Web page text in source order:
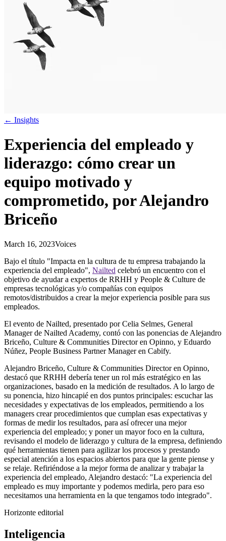
← Insights
Experiencia del empleado y
liderazgo: cómo crear un
equipo motivado y
comprometido, por Alejandro
Briceño
March 16, 2023Voices
Bajo el título "Impacta en la cultura de tu empresa trabajando la
experiencia del empleado", Nailted celebró un encuentro con el
objetivo de ayudar a expertos de RRHH y People & Culture de
empresas tecnológicas y/o compañías con equipos
remotos/distribuidos a crear la mejor experiencia posible para sus
empleados.
El evento de Nailted, presentado por Celia Selmes, General
Manager de Nailted Academy, contó con las ponencias de Alejandro
Briceño, Culture & Communities Director en Opinno, y Eduardo
Núñez, People Business Partner Manager en Cabify.
Alejandro Briceño, Culture & Communities Director en Opinno,
destacó que RRHH debería tener un rol más estratégico en las
organizaciones, basado en la medición de resultados. A lo largo de
su ponencia, hizo hincapié en dos puntos principales: escuchar las
necesidades y expectativas de los empleados, permitiendo a los
managers crear procedimientos que cumplan esas expectativas y
formas de medir los resultados, para así ofrecer una mejor
experiencia del empleado; y poner un mayor foco en la cultura,
revisando el modelo de liderazgo y cultura de la empresa, definiendo
qué herramientas tienen para agilizar los procesos y prestando
especial atención a los espacios abiertos para que la gente piense y
se relaje. Refiriéndose a la mejor forma de analizar y trabajar la
experiencia del empleado, Alejandro destacó: "La experiencia del
empleado es muy importante y podemos medirla, pero para eso
necesitamos una herramienta en la que tengamos todo integrado".
Horizonte editorial
Inteligencia